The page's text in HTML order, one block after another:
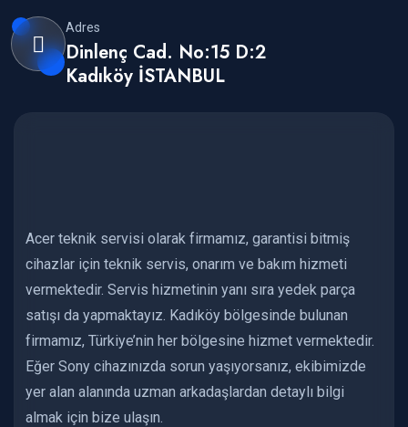
Adres
Dinlenç Cad. No:15 D:2
Kadıköy İSTANBUL
Acer teknik servisi olarak firmamız, garantisi bitmiş
cihazlar için teknik servis, onarım ve bakım hizmeti
vermektedir. Servis hizmetinin yanı sıra yedek parça
satışı da yapmaktayız. Kadıköy bölgesinde bulunan
firmamız, Türkiye’nin her bölgesine hizmet vermektedir.
Eğer Sony cihazınızda sorun yaşıyorsanız, ekibimizde
yer alan alanında uzman arkadaşlardan detaylı bilgi
almak için bize ulaşın.